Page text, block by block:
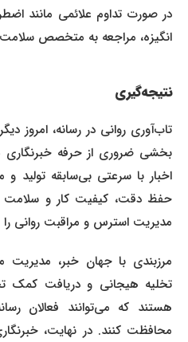
در صورت تداوم علائمی مانند
انگیزه، مراجعه به متخصص سلامت
نتیجه‌گیری
تاب‌آوری روانی در رسانه، امروز
بخشی ضروری از حرفه خبرنگاری
اخبار با سرعتی بی‌سابقه تولید و
حفظ دقت، کیفیت کار و سلامت
مدیریت استرس و مراقبت روانی را
مرزبندی با جهان خبر، مدیریت
تخلیه هیجانی و دریافت کمک
هستند که می‌توانند فعالان رسانه
محافظت کنند. در نهایت، خبرنگاری